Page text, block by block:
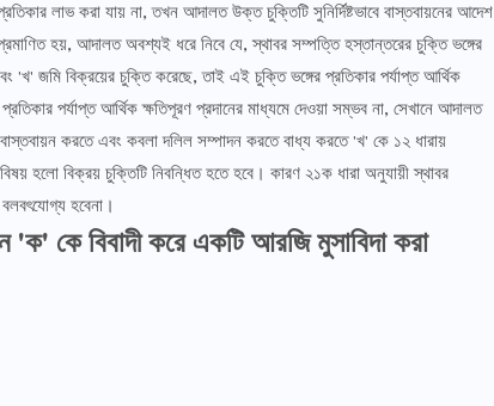
লাভ করা যায় না, তখন আদালত উক্ত চুক্তিটি সুনির্দিষ্টভাবে বাস্তবায়নের আদেশ
হয়, আদালত অবশ্যই ধরে নিবে যে, স্থাবর সম্পত্তি হস্তান্তরের চুক্তি ভঙ্গের
'খ' জমি বিক্রয়ের চুক্তি করেছে, তাই এই চুক্তি ভঙ্গের প্রতিকার পর্যাপ্ত আর্থিক
পর্যাপ্ত আর্থিক ক্ষতিপূরণ প্রদানের মাধ্যমে দেওয়া সম্ভব না, সেখানে আদালত
করতে এবং কবলা দলিল সম্পাদন করতে বাধ্য করতে 'খ' কে ১২ ধারায়
হলো বিক্রয় চুক্তিটি নিবন্ধিত হতে হবে। কারণ ২১ক ধারা অনুযায়ী স্থাবর
হবেনা।
'ক' কে বিবাদী করে একটি আরজি মুসাবিদা করা